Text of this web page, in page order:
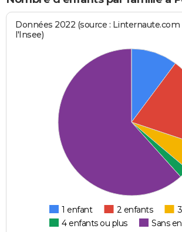
Données 2022 (source : Linternaute.com
l'Insee)
1 enfant 2 enfants
4 enfants ou plus
Sans